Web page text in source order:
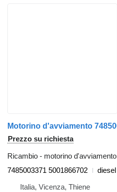
Prezzo su richiesta
Ricambio - motorino d'avviamento
7485003371 5001866702
diesel
Italia, Vicenza, Thiene